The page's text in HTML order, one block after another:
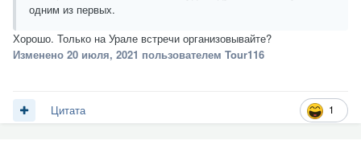
одним из первых.
Хорошо. Только на Урале встречи организовывайте?
Изменено 20 июля, 2021 пользователем Tour116
1
Цитата